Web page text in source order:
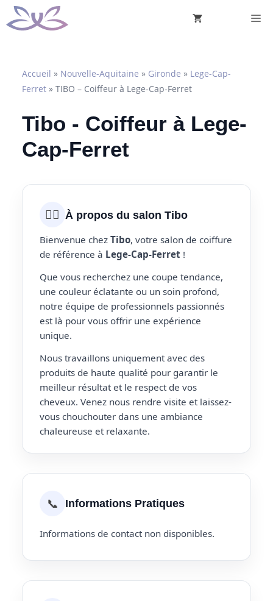
Aller
au
Accueil » Nouvelle-Aquitaine » Gironde » Lege-Cap-
Ferret » TIBO – Coiffeur à Lege-Cap-Ferret
Tibo - Coiffeur à Lege-
Cap-Ferret
💇‍♀️ À propos du salon Tibo
Bienvenue chez Tibo, votre salon de coiffure
de référence à Lege-Cap-Ferret !
Que vous recherchez une coupe tendance,
une couleur éclatante ou un soin profond,
notre équipe de professionnels passionnés
est là pour vous offrir une expérience
unique.
Nous travaillons uniquement avec des
produits de haute qualité pour garantir le
meilleur résultat et le respect de vos
cheveux. Venez nous rendre visite et laissez-
vous chouchouter dans une ambiance
chaleureuse et relaxante.
📞 Informations Pratiques
Informations de contact non disponibles.